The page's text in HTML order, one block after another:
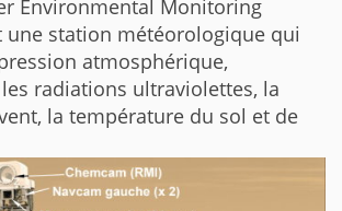
Environmental Monitoring
une station météorologique qui
atmosphérique,
radiations ultraviolettes, la
la température du sol et de